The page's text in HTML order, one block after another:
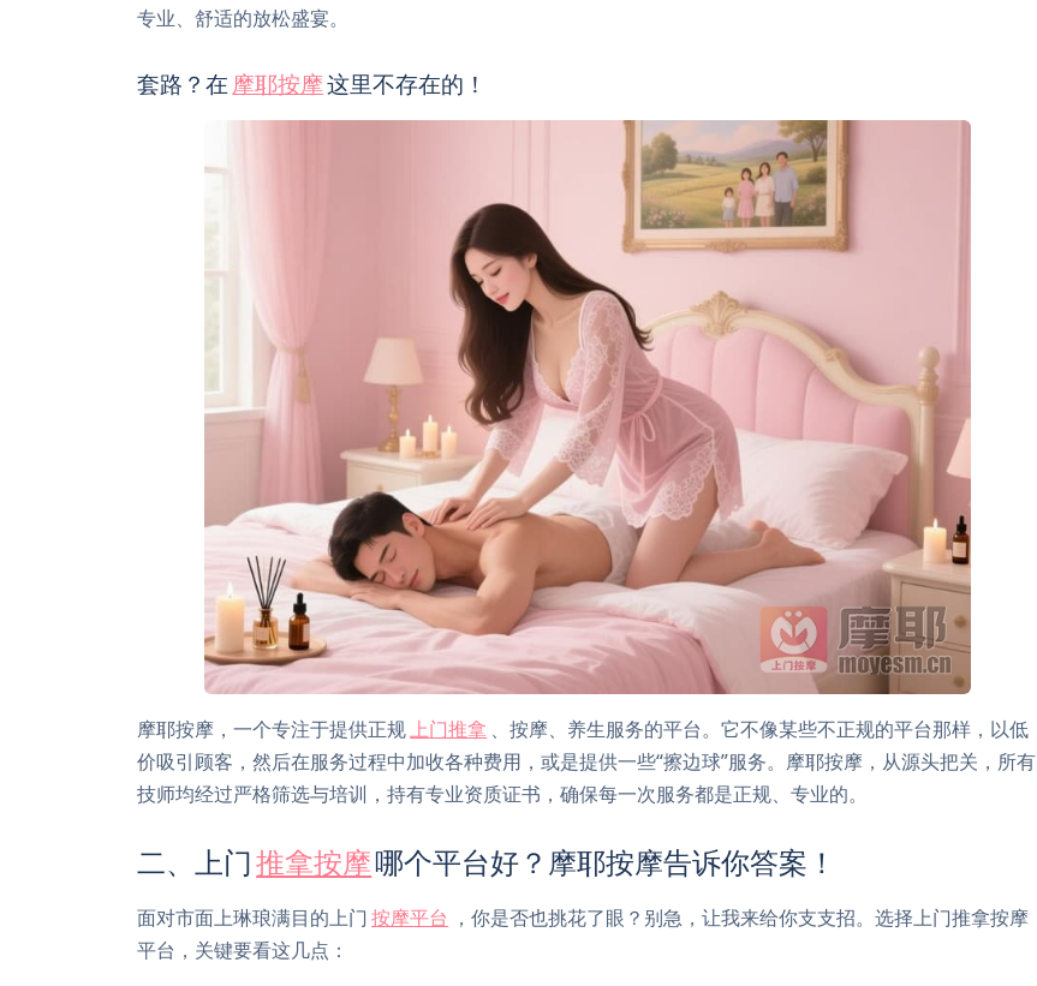
专业、舒适的放松盛宴。
套路？在摩耶按摩这里不存在的！
摩耶按摩，一个专注于提供正规上门推拿 、按摩、养生服务的平台。它不像某些不正规的平台那样，以低
价吸引顾客，然后在服务过程中加收各种费用，或是提供一些“擦边球”服务。摩耶按摩，从源头把关，所有
技师均经过严格筛选与培训，持有专业资质证书，确保每一次服务都是正规、专业的。
二、上门推拿按摩哪个平台好？摩耶按摩告诉你答案！
面对市面上琳琅满目的上门 按摩平台 ，你是否也挑花了眼？别急，让我来给你支支招。选择上门推拿按摩
平台，关键要看这几点：